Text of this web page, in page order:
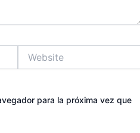
para la próxima vez que